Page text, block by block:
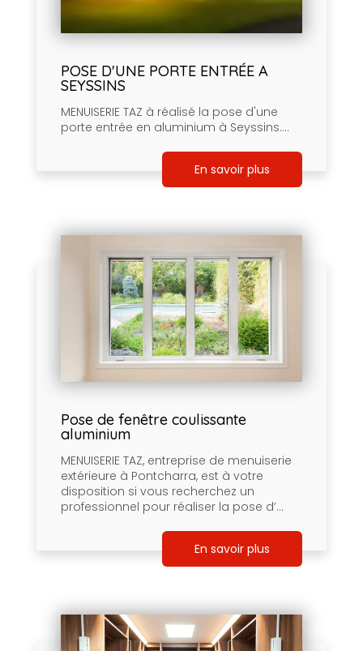
POSE D'UNE PORTE ENTRÉE A
SEYSSINS
MENUISERIE TAZ à réalisé la pose d'une
porte entrée en aluminium à Seyssins....
En savoir plus
Pose de fenêtre coulissante
aluminium
MENUISERIE TAZ, entreprise de menuiserie
extérieure à Pontcharra, est à votre
disposition si vous recherchez un
professionnel pour réaliser la pose d’...
En savoir plus